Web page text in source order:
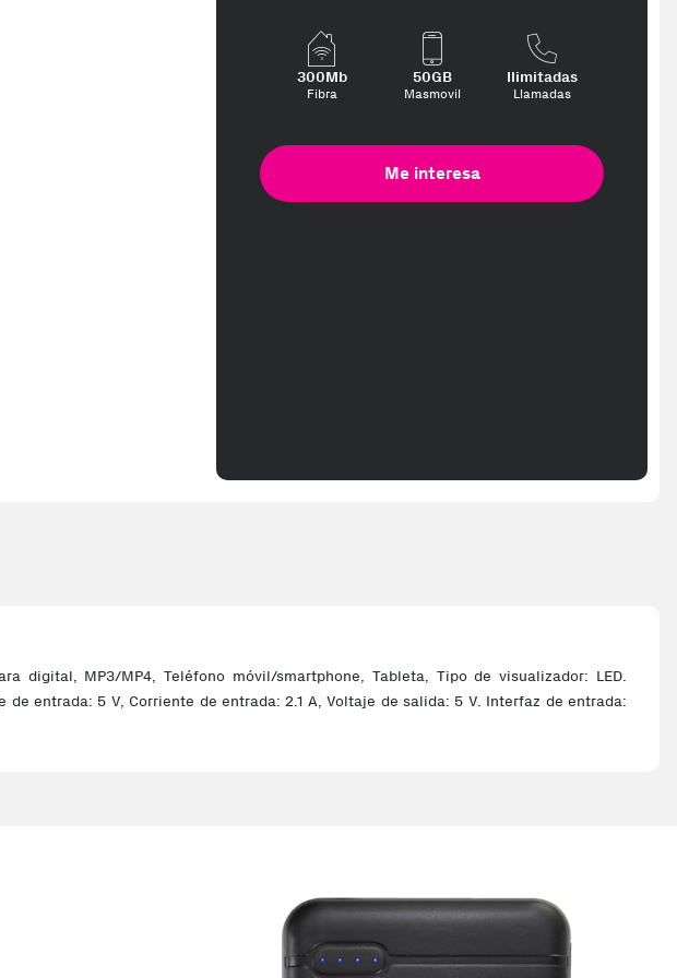
300Mb
Fibra
50GB
Masmovil
Ilimitadas
Llamadas
Me interesa
digital, MP3/MP4, Teléfono móvil/smartphone, Tableta, Tipo de visualizador: LED.
entrada: 5 V, Corriente de entrada: 2.1 A, Voltaje de salida: 5 V. Interfaz de entrada: